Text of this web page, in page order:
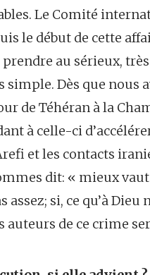
Le Comité
le début de cette
au sérieux,
Dès que nous
de Téhéran à la
à celle-ci
et les contacts
dit: « mieux
si, ce qu’à Dieu
auteurs de ce crime